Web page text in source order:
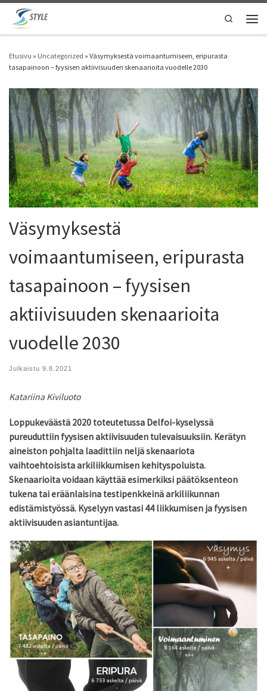
Skip to content
Search
Etusivu » Uncategorized » Väsymyksestä voimaantumiseen, eripurasta
tasapainoon – fyysisen aktiivisuuden skenaarioita vuodelle 2030
Väsymyksestä
voimaantumiseen, eripurasta
tasapainoon – fyysisen
aktiivisuuden skenaarioita
vuodelle 2030
Julkaistu 9.8.2021
Katariina Kiviluoto
Loppukeväästä 2020 toteutetussa Delfoi-kyselyssä
pureuduttiin fyysisen aktiivisuuden tulevaisuuksiin. Kerätyn
aineiston pohjalta laadittiin neljä skenaariota
vaihtoehtoisista arkiliikkumisen kehityspoluista.
Skenaarioita voidaan käyttää esimerkiksi päätöksenteon
tukena tai eräänlaisina testipenkkeinä arkiliikunnan
edistämistyössä. Kyselyyn vastasi 44 liikkumisen ja fyysisen
aktiivisuuden asiantuntijaa.